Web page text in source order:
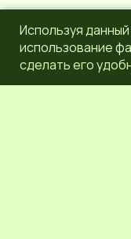
Используя
использование
сделать его